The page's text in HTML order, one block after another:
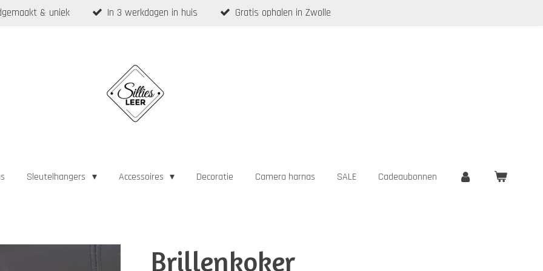
& uniek In 3 werkdagen in huis Gratis ophalen in Zwolle
Sleutelhangers Accessoires Decoratie Camera harnas SALE Cadeaubonnen
Brillenkoker